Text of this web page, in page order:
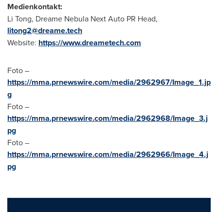
Medienkontakt:
Li Tong, Dreame Nebula Next Auto PR Head,
litong2@dreame.tech
Website: https://www.dreametech.com
Foto –
https://mma.prnewswire.com/media/2962967/Image_1.jp
g
Foto –
https://mma.prnewswire.com/media/2962968/Image_3.j
pg
Foto –
https://mma.prnewswire.com/media/2962966/Image_4.j
pg